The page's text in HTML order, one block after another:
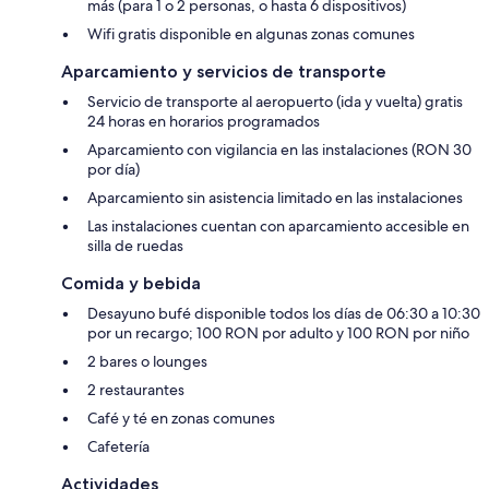
más (para 1 o 2 personas, o hasta 6 dispositivos)
Wifi gratis disponible en algunas zonas comunes
Aparcamiento y servicios de transporte
Servicio de transporte al aeropuerto (ida y vuelta) gratis
24 horas en horarios programados
Aparcamiento con vigilancia en las instalaciones (RON 30
por día)
Aparcamiento sin asistencia limitado en las instalaciones
Las instalaciones cuentan con aparcamiento accesible en
silla de ruedas
Comida y bebida
Desayuno bufé disponible todos los días de 06:30 a 10:30
por un recargo; 100 RON por adulto y 100 RON por niño
2 bares o lounges
2 restaurantes
Café y té en zonas comunes
Cafetería
Actividades